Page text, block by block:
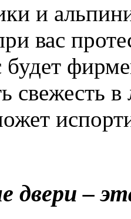
и
вас
будет
свежесть
двери –